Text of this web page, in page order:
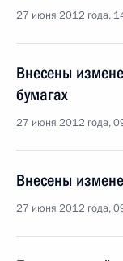
27 июня 2012 года,
Внесены
бумагах
27 июня 2012 года,
Внесены
27 июня 2012 года,